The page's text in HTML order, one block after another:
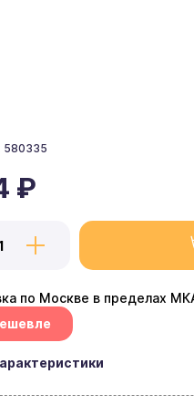
580335
₽
по Москве в пределах